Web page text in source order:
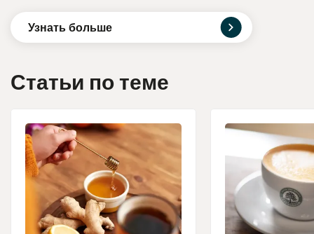
Узнать больше
Статьи по теме